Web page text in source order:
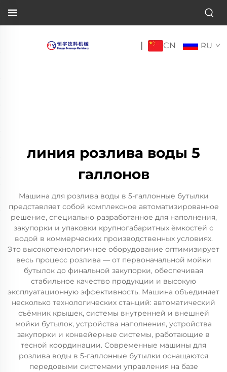
| CN RU
линия розлива воды 5
галлонов
Машина для розлива воды в 5-галлонные бутылки
представляет собой комплексное автоматизированное
решение, специально разработанное для наполнения,
закупорки и упаковки крупногабаритных ёмкостей с
водой в коммерческих производственных условиях.
Это высокотехнологичное оборудование оптимизирует
весь процесс розлива — от первоначальной мойки
бутылок до финальной закупорки, обеспечивая
стабильное качество продукции и высокую
эксплуатационную эффективность. Машина объединяет
несколько технологических станций: автоматический
съёмник крышек, системы внутренней и внешней
мойки бутылок, устройства наполнения, устройства
закупорки и конвейерные системы, работающие в
тесной координации. Современные машины для
розлива воды в 5-галлонные бутылки оснащаются
передовыми системами управления на базе